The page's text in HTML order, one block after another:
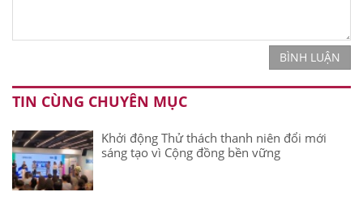
BÌNH LUẬN
TIN CÙNG CHUYÊN MỤC
Khởi động Thử thách thanh niên đổi mới
sáng tạo vì Cộng đồng bền vững